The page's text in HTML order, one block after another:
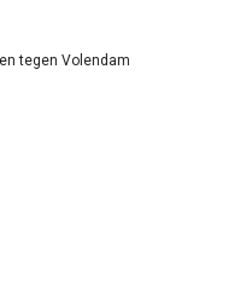
tegen Volendam